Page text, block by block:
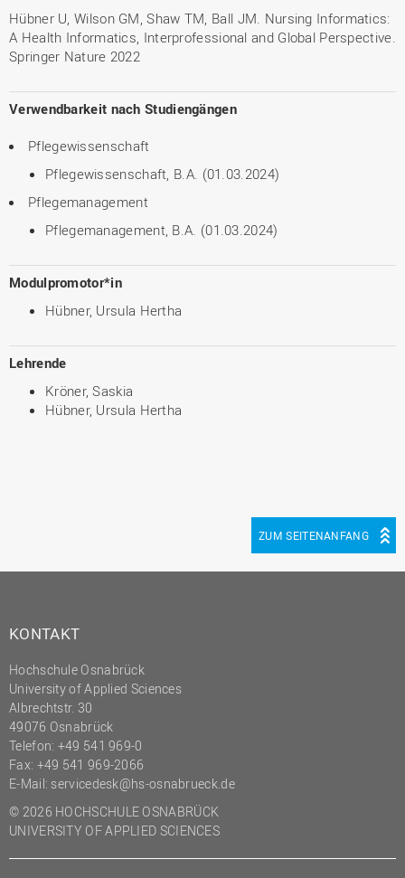
Hübner U, Wilson GM, Shaw TM, Ball JM. Nursing Informatics:
A Health Informatics, Interprofessional and Global Perspective.
Springer Nature 2022
Verwendbarkeit nach Studiengängen
Pflegewissenschaft
Pflegewissenschaft, B.A. (01.03.2024)
Pflegemanagement
Pflegemanagement, B.A. (01.03.2024)
Modulpromotor*in
Hübner, Ursula Hertha
Lehrende
Kröner, Saskia
Hübner, Ursula Hertha
ZUM SEITENANFANG
KONTAKT
Hochschule Osnabrück
University of Applied Sciences
Albrechtstr. 30
49076 Osnabrück
Telefon: +49 541 969-0
Fax: +49 541 969-2066
E-Mail: servicedesk@hs-osnabrueck.de
© 2026 HOCHSCHULE OSNABRÜCK
UNIVERSITY OF APPLIED SCIENCES